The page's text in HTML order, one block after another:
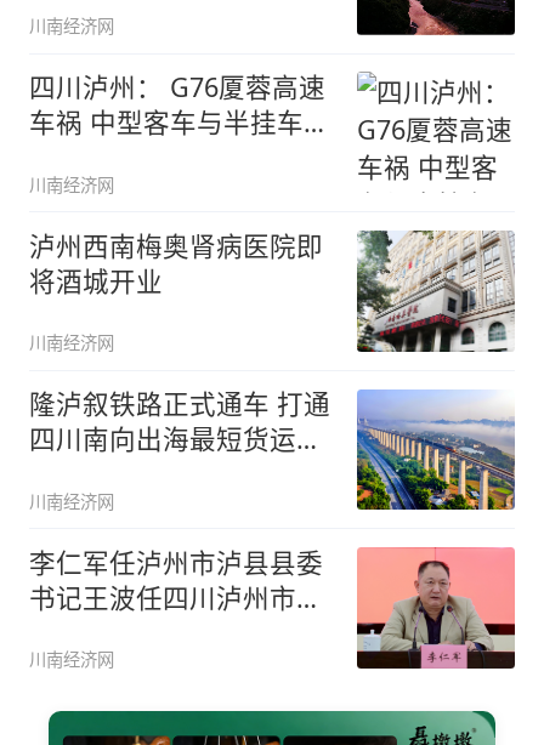
川南经济网
四川泸州： G76厦蓉高速
车祸 中型客车与半挂车追
川南经济网
泸州西南梅奥肾病医院即
将酒城开业
川南经济网
隆泸叙铁路正式通车 打通
四川南向出海最短货运通
川南经济网
李仁军任泸州市泸县县委
书记王波任四川泸州市合
川南经济网